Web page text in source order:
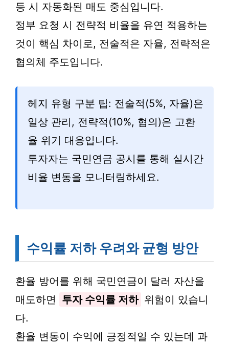
등 시 자동화된 매도 중심입니다.
정부 요청 시 전략적 비율을 유연 적용하는
것이 핵심 차이로, 전술적은 자율, 전략적은
협의체 주도입니다.
헤지 유형 구분 팁: 전술적(5%, 자율)은
일상 관리, 전략적(10%, 협의)은 고환
율 위기 대응입니다.
투자자는 국민연금 공시를 통해 실시간
비율 변동을 모니터링하세요.
수익률 저하 우려와 균형 방안
환율 방어를 위해 국민연금이 달러 자산을
매도하면
투자 수익률 저하 위험이 있습니
다.
환율 변동이 수익에 긍정적일 수 있는데 과